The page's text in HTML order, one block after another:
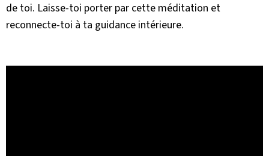
de toi. Laisse-toi porter par cette méditation et
reconnecte-toi à ta guidance intérieure.